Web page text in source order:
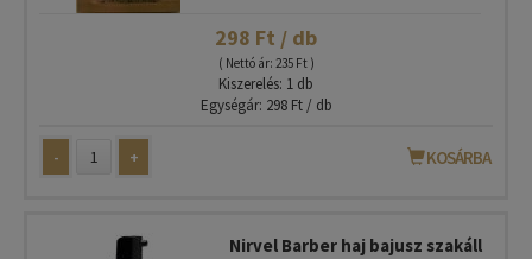
298 Ft / db
( Nettó ár: 235 Ft )
Kiszerelés: 1 db
Egységár: 298 Ft / db
- + KOSÁRBA
Nirvel Barber haj bajusz szakáll